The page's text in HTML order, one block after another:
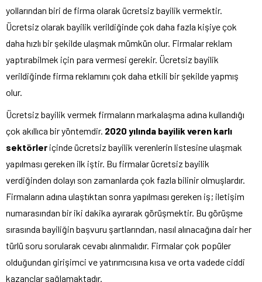
yollarından biri de firma olarak ücretsiz bayilik vermektir.
Ücretsiz olarak bayilik verildiğinde çok daha fazla kişiye çok
daha hızlı bir şekilde ulaşmak mümkün olur. Firmalar reklam
yaptırabilmek için para vermesi gerekir. Ücretsiz bayilik
verildiğinde firma reklamını çok daha etkili bir şekilde yapmış
olur.
Ücretsiz bayilik vermek firmaların markalaşma adına kullandığı
çok akıllıca bir yöntemdir. 2020 yılında bayilik veren karlı
sektörler içinde ücretsiz bayilik verenlerin listesine ulaşmak
yapılması gereken ilk iştir. Bu firmalar ücretsiz bayilik
verdiğinden dolayı son zamanlarda çok fazla bilinir olmuşlardır.
Firmaların adına ulaştıktan sonra yapılması gereken iş; iletişim
numarasından bir iki dakika ayırarak görüşmektir. Bu görüşme
sırasında bayiliğin başvuru şartlarından, nasıl alınacağına dair her
türlü soru sorularak cevabı alınmalıdır. Firmalar çok popüler
olduğundan girişimci ve yatırımcısına kısa ve orta vadede ciddi
kazançlar sağlamaktadır.